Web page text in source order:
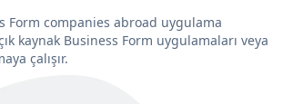
Form companies abroad uygulama
kaynak Business Form uygulamaları veya
çalışır.